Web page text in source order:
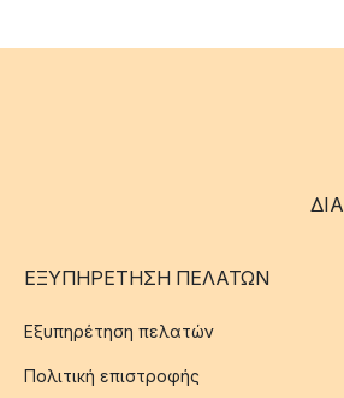
ΕΞΥΠΗΡΈΤΗΣΗ ΠΕΛΑΤΏΝ
Εξυπηρέτηση πελατών
Πολιτική επιστροφής